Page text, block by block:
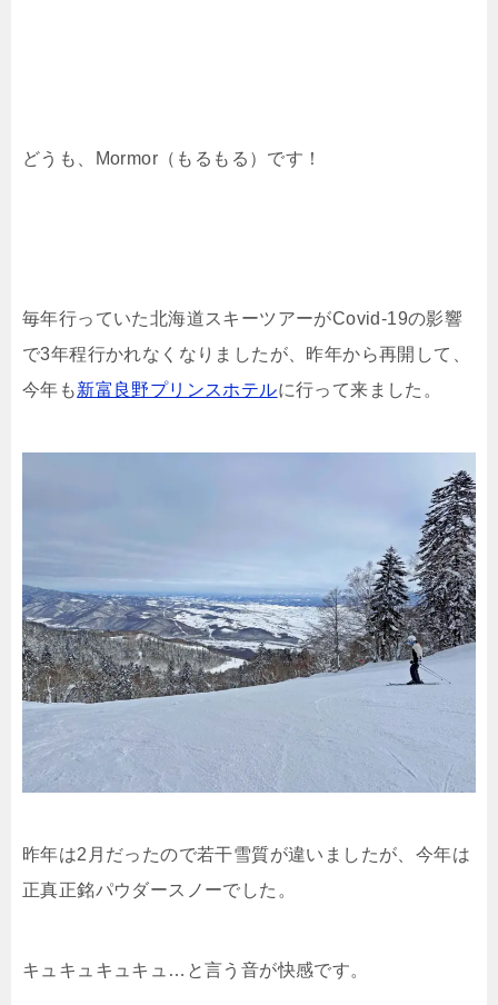
どうも、Mormor（もるもる）です！
毎年行っていた北海道スキーツアーがCovid-19の影響
で3年程行かれなくなりましたが、昨年から再開して、
今年も新富良野プリンスホテルに行って来ました。
昨年は2月だったので若干雪質が違いましたが、今年は
正真正銘パウダースノーでした。
キュキュキュキュ…と言う音が快感です。